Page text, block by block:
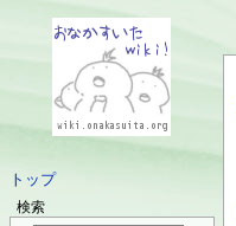
トップ
検索